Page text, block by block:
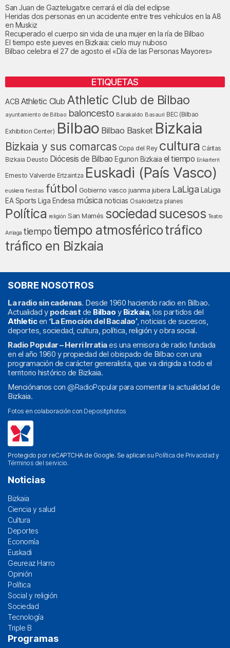
San Juan de Gaztelugatxe cerrará el día del eclipse
Heridas dos personas en un accidente entre tres vehículos en la A8
en Muskiz
Recuperado el cuerpo sin vida de una mujer en la ría de Bilbao
El tiempo este jueves en Bizkaia: cielo muy nuboso
Bilbao celebra el 27 de agosto el «Día de las Personas Mayores»
ETIQUETAS
ACB Athletic Club Athletic Club de Bilbao
ayuntamiento de Bilbao baloncesto Barakaldo Basauri BEC (Bilbao
Exhibition Center) Bilbao Bilbao Basket Bizkaia
Bizkaia y sus comarcas Copa del Rey cultura Cáritas
Bizkaia Deusto Diócesis de Bilbao Egunon Bizkaia el tiempo Enkarterri
Ernesto Valverde Ertzaintza Euskadi (País Vasco)
euskera fiestas fútbol Gobierno vasco juanma jubera LaLiga LaLiga
EA Sports Liga Endesa música noticias Osakidetza planes
Política religión San Mamés sociedad sucesos Teatro
Arriaga tiempo tiempo atmosféricotráfico
tráfico en Bizkaia
SOBRE NOSOTROS
La radio sin cadenas. Desde 1960 haciendo radio en Bilbao.
Actualidad y podcast de Bilbao y Bizkaia, los partidos del
Athleticen ‘La Emoción del Bacalao’, noticias de sucesos,
deportes, sociedad, cultura, política, religión y obra social.
Radio Popular – Herri Irratiaes una emisora de radio fundada
en el año 1960 y propiedad del obispado de Bilbao con una
programación de carácter generalista, que va dirigida a todo el
territorio histórico de Bizkaia.
Menciónanos con @RadioPopularpara comentar la actualidad de
Bizkaia.
Fotos en colaboración con Depositphotos
Protegido por reCAPTCHA de Google. Se aplican su Política de Privacidad y
Términos del servicio.
Noticias
Bizkaia
Ciencia y salud
Cultura
Deportes
Economía
Euskadi
Geureaz Harro
Opinión
Política
Social y religión
Sociedad
Tecnología
Triple B
Programas